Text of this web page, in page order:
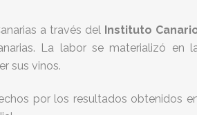
a través del Instituto
La labor se materializó en
sus vinos.
por los resultados obtenidos